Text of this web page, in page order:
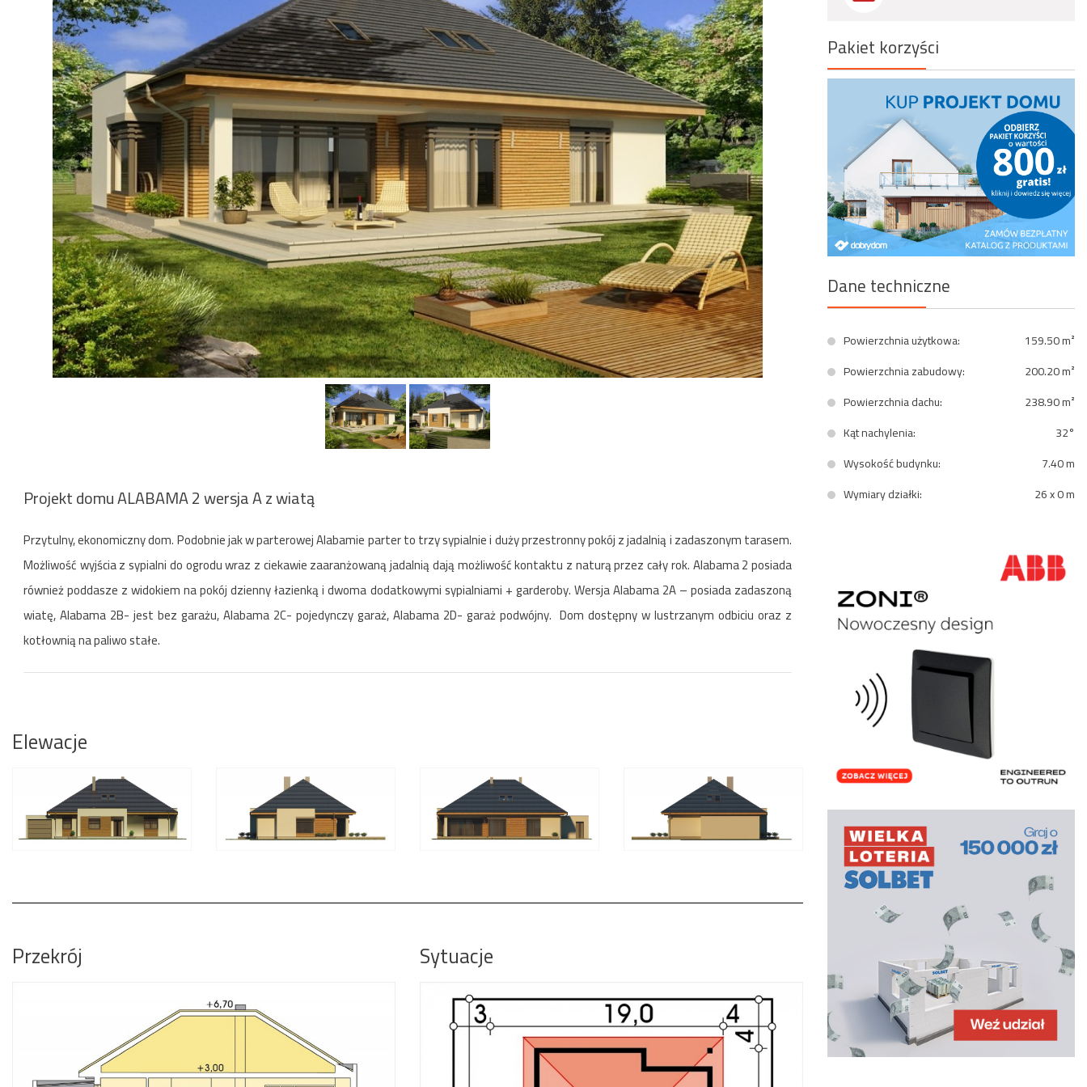
Szukaj
Projekt domu ALABAMA 2 wersja A z wiatą
Przytulny, ekonomiczny dom. Podobnie jak w parterowej Alabamie parter to trzy sypialnie i duży przestronny pokój z jadalnią i zadaszonym tarasem.
Możliwość wyjścia z sypialni do ogrodu wraz z ciekawie zaaranżowaną jadalnią dają możliwość kontaktu z naturą przez cały rok. Alabama 2 posiada
również poddasze z widokiem na pokój dzienny łazienką i dwoma dodatkowymi sypialniami + garderoby. Wersja Alabama 2A – posiada zadaszoną
wiatę, Alabama 2B- jest bez garażu, Alabama 2C- pojedynczy garaż, Alabama 2D- garaż podwójny. Dom dostępny w lustrzanym odbiciu oraz z
kotłownią na paliwo stałe.
Elewacje
Przekrój Sytuacje
Pakiet korzyści
Dane techniczne
Powierzchnia użytkowa:
159.50 m²
Powierzchnia zabudowy:
200.20 m²
Powierzchnia dachu:
238.90 m²
Kąt nachylenia:
32°
Wysokość budynku:
7.40 m
Wymiary działki:
26 x 0 m